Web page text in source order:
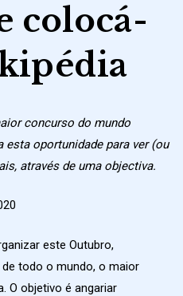
colocá-
concurso do mundo
esta oportunidade para ver (ou
através de uma objectiva.
este Outubro,
todo o mundo, o maior
O objetivo é angariar